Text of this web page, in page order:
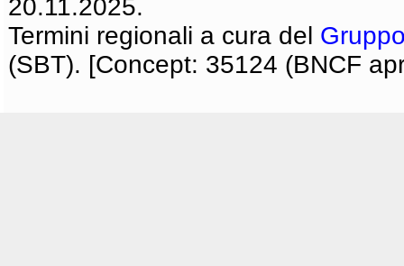
20.11.2025.
Termini regionali a cura del
(SBT). [Concept: 35124 (BNCF